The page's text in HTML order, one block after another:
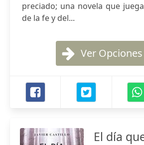
preciado; una novela que
de la fe y del...
Ver Opciones
El día